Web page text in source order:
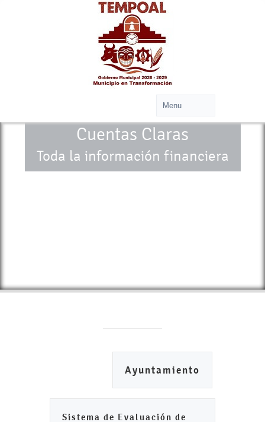
Cuentas Claras
Toda la información financiera
Ayuntamiento
Sistema de Evaluación de